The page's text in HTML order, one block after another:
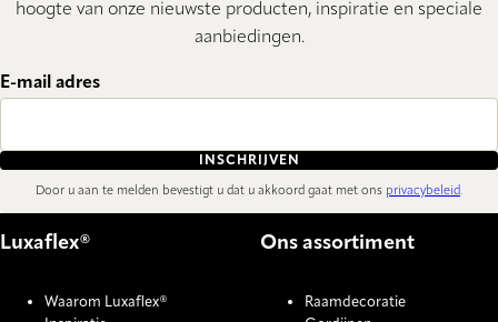
hoogte van onze nieuwste producten, inspiratie en speciale
aanbiedingen.
E-mail adres
INSCHRIJVEN
Door u aan te melden bevestigt u dat u akkoord gaat met ons privacybeleid.
Luxaflex®
Waarom Luxaflex®
Ons assortiment
Raamdecoratie